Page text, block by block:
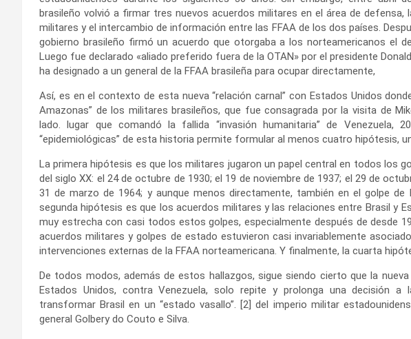
brasileño volvió a firmar tres nuevos acuerdos militares en el área de defensa,
militares y el intercambio de información entre las FFAA de los dos países.
gobierno brasileño firmó un acuerdo que otorgaba a los norteamericanos el
Luego fue declarado «aliado preferido fuera de la OTAN» por el presidente
ha designado a un general de la FFAA brasileña para ocupar directamente,
Así, es en el contexto de esta nueva “relación carnal” con Estados Unidos
Amazonas” de los militares brasileños, que fue consagrada por la visita de
lado. lugar que comandó la fallida “invasión humanitaria” de Venezuela,
“epidemiológicas” de esta historia permite formular al menos cuatro hipótesis,
La primera hipótesis es que los militares jugaron un papel central en todos los
del siglo XX: el 24 de octubre de 1930; el 19 de noviembre de 1937; el 29 de
31 de marzo de 1964; y aunque menos directamente, también en el golpe
segunda hipótesis es que los acuerdos militares y las relaciones entre Brasil y
muy estrecha con casi todos estos golpes, especialmente después de desde
acuerdos militares y golpes de estado estuvieron casi invariablemente
intervenciones externas de la FFAA norteamericana. Y finalmente, la cuarta
De todos modos, además de estos hallazgos, sigue siendo cierto que la
Estados Unidos, contra Venezuela, solo repite y prolonga una decisión a
transformar Brasil en un “estado vasallo”. [2] del imperio militar
general Golbery do Couto e Silva.